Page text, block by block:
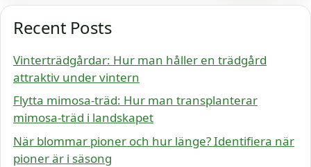
Recent Posts
Vinterträdgårdar: Hur man håller en trädgård
attraktiv under vintern
Flytta mimosa-träd: Hur man transplanterar
mimosa-träd i landskapet
När blommar pioner och hur länge? Identifiera när
pioner är i säsong